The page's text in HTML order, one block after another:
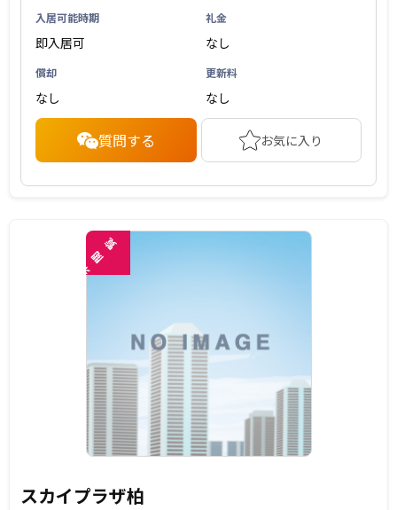
入居可能時期
即入居可
礼金
なし
償却
なし
更新料
なし
質問する お気に入り
未
閲
覧
スカイプラザ柏